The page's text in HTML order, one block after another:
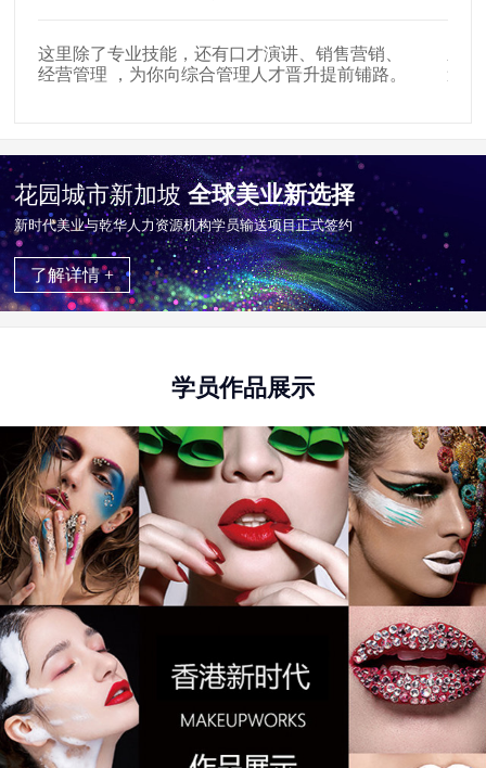
这里除了专业技能，还有口才演讲、销售营销、
经营管理 ，为你向综合管理人才晋升提前铺路。
遍布
花园城市新加坡全球美业新选择
新时代美业与乾华⼈⼒资源机构学员输送项目正式签约
了解详情 +
学员作品展示